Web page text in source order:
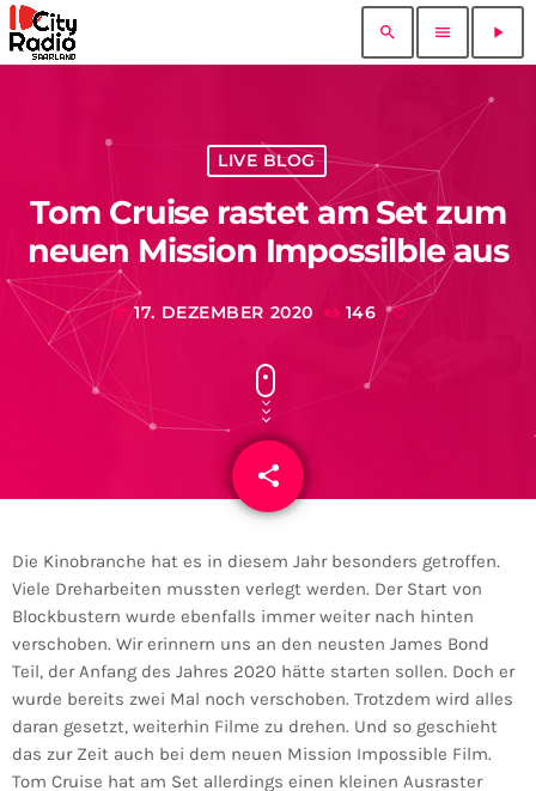
search menu play_arrow
LIVE BLOG
Tom Cruise rastet am Set zum
neuen Mission Impossilble aus
today 17. DEZEMBER 2020 146
share
email
Die Kinobranche hat es in diesem Jahr besonders getroffen.
Viele Dreharbeiten mussten verlegt werden. Der Start von
Blockbustern wurde ebenfalls immer weiter nach hinten
verschoben. Wir erinnern uns an den neusten James Bond
Teil, der Anfang des Jahres 2020 hätte starten sollen. Doch er
wurde bereits zwei Mal noch verschoben. Trotzdem wird alles
daran gesetzt, weiterhin Filme zu drehen. Und so geschieht
das zur Zeit auch bei dem neuen Mission Impossible Film.
Tom Cruise hat am Set allerdings einen kleinen Ausraster